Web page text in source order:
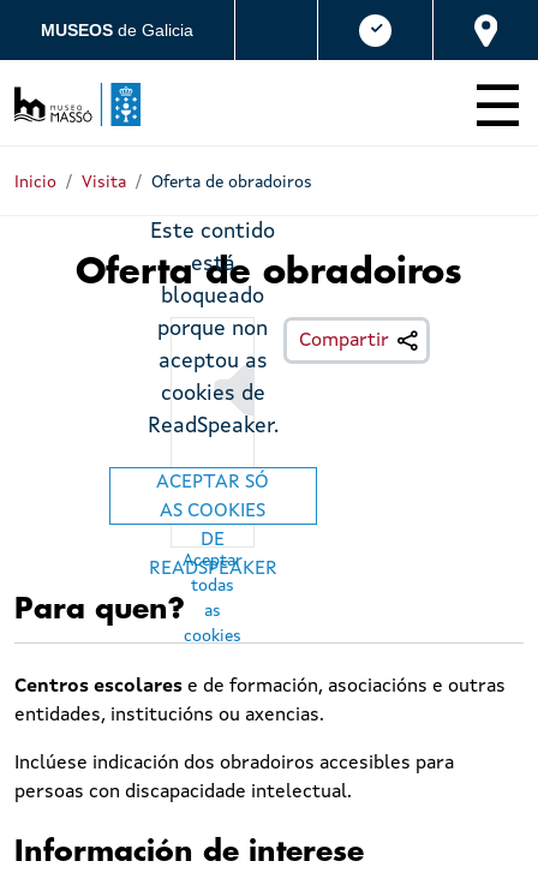
MUSEOSde Galicia
Inicio Visita Oferta de obradoiros
Oferta de obradoiros
Escoitar
Este contido
está
bloqueado
porque non
aceptou as
cookies de
ReadSpeaker.
ACEPTAR SÓ
AS COOKIES
DE
READSPEAKER
Aceptar
todas
as
cookies
Compartir
Para quen?
Centros escolares e de formación, asociacións e outras
entidades, institucións ou axencias.
Inclúese indicación dos obradoiros accesibles para
persoas con discapacidade intelectual.
Información de interese